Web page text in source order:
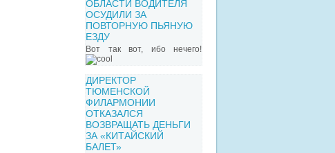
ОБЛАСТИ ВОДИТЕЛЯ
ОСУДИЛИ ЗА
ПОВТОРНУЮ ПЬЯНУЮ
ЕЗДУ
Вот так вот, ибо нечего!
ДИРЕКТОР
ТЮМЕНСКОЙ
ФИЛАРМОНИИ
ОТКАЗАЛСЯ
ВОЗВРАЩАТЬ ДЕНЬГИ
ЗА «КИТАЙСКИЙ
БАЛЕТ»